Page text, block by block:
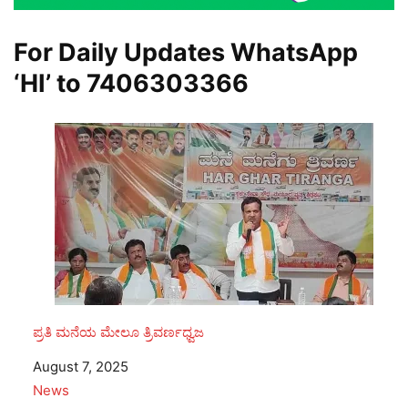
For Daily Updates WhatsApp
‘HI’ to 7406303366
ಪ್ರತಿ ಮನೆಯ ಮೇಲೂ ತ್ರಿವರ್ಣಧ್ವಜ
Date
August 7, 2025
In relation to
News